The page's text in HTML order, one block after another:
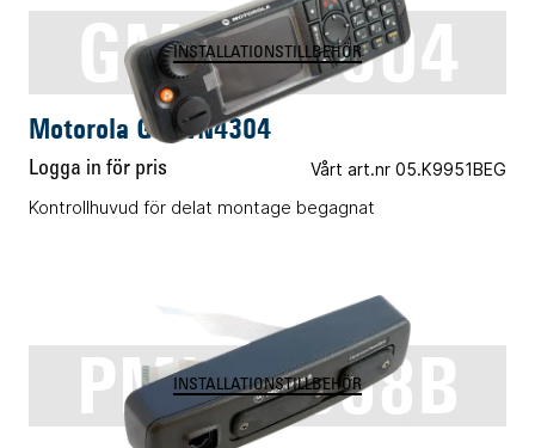
GMWN4304
INSTALLATIONSTILLBEHÖR
Motorola GMWN4304
Logga in för pris Vårt art.nr 05.K9951BEG
Kontrollhuvud för delat montage begagnat
PMLN4908B
INSTALLATIONSTILLBEHÖR